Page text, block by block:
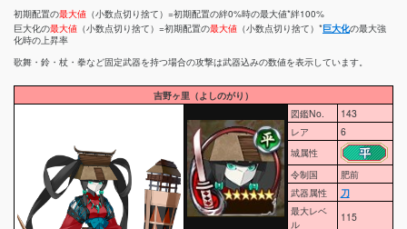
初期配置の最大値 （小数点切り捨て）=初期配置の絆0%時の最大値*絆100%
巨大化の最大値 （小数点切り捨て）=初期配置の最大値 （小数点切り捨て）*巨大化の最大強
化時の上昇率
歌舞・鈴・杖・拳など固定武器を持つ場合の攻撃は武器込みの数値を表示しています。
吉野ヶ里（よしのがり）
図鑑No.
143
レア
6
城属性
令制国
肥前
武器属性
刀
最大レベ
ル
115